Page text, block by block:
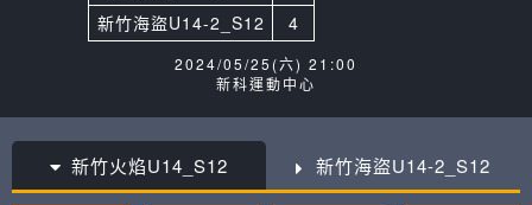
新竹海盜U14-2_S12
4
2024/05/25(六) 21:00
新科運動中心
新竹火焰U14_S12 新竹海盜U14-2_S12